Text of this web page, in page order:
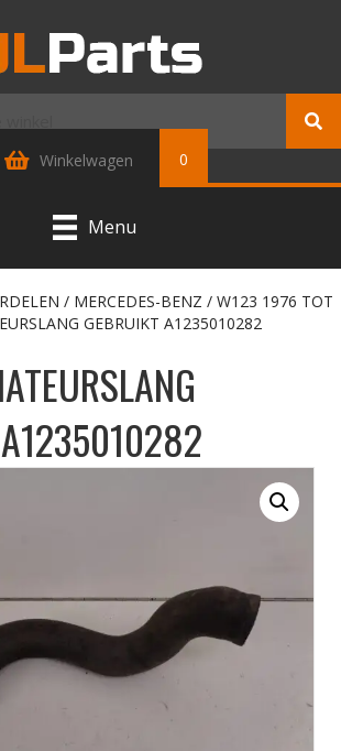
Winkelwagen 0
Menu
/ MERCEDES-BENZ / W123 1976 TOT
GEBRUIKT A1235010282